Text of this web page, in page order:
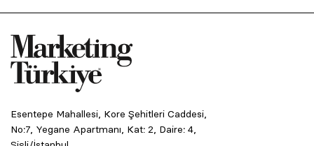
Esentepe Mahallesi, Kore Şehitleri Caddesi,
No:7, Yegane Apartmanı, Kat: 2, Daire: 4,